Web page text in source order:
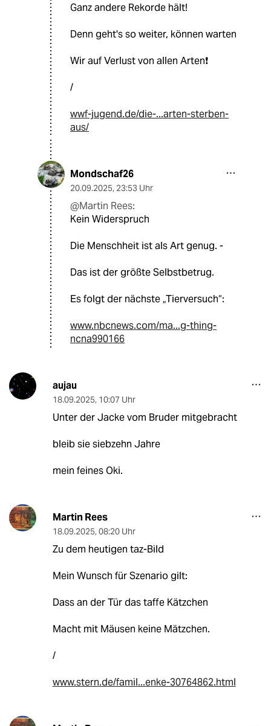
Ganz andere Rekorde hält!
Denn geht's so weiter, können warten
Wir auf Verlust von allen Arten❗
/
wwf-jugend.de/die-...arten-sterben-
aus/
Mondschaf26
20.09.2025, 23:53 Uhr
@Martin Rees:
Kein Widerspruch
Die Menschheit ist als Art genug. -
Das ist der größte Selbstbetrug.
Es folgt der nächste „Tierversuch“:
www.nbcnews.com/ma...g-thing-
ncna990166
aujau
18.09.2025, 10:07 Uhr
Unter der Jacke vom Bruder mitgebracht
bleib sie siebzehn Jahre
mein feines Oki.
Martin Rees
18.09.2025, 08:20 Uhr
Zu dem heutigen taz-Bild
Mein Wunsch für Szenario gilt:
Dass an der Tür das taffe Kätzchen
Macht mit Mäusen keine Mätzchen.
/
www.stern.de/famil...enke-30764862.html